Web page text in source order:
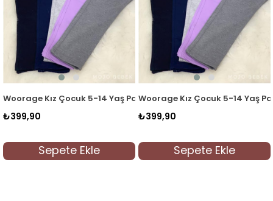
Füme
Kız Çocuk 5-14 Yaş Pamuklu Tayt Gri
Sepete Ekle
Woorage Kız Çocuk 5-14 Yaş
₺399,90
Sepete Ekle